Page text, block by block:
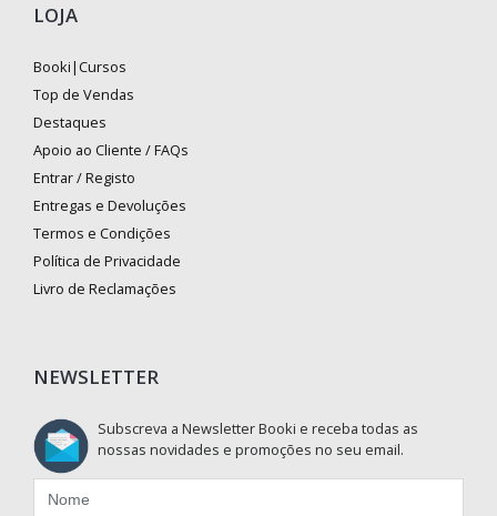
LOJA
Booki|Cursos
Top de Vendas
Destaques
Apoio ao Cliente / FAQs
Entrar / Registo
Entregas e Devoluções
Termos e Condições
Política de Privacidade
Livro de Reclamações
NEWSLETTER
Subscreva a Newsletter Booki e receba todas as
nossas novidades e promoções no seu email.